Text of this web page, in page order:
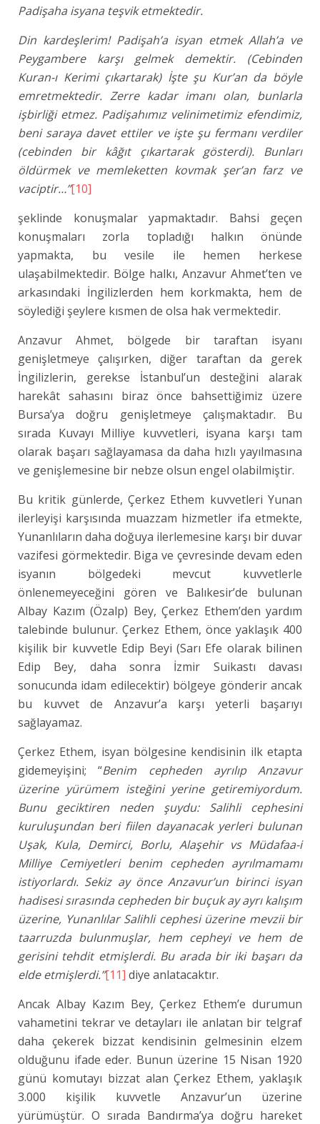
Padişaha isyana teşvik etmektedir.
Din kardeşlerim! Padişah’a isyan etmek Allah’a ve
Peygambere karşı gelmek demektir. (Cebinden
Kuran-ı Kerimi çıkartarak) İşte şu Kur’an da böyle
emretmektedir. Zerre kadar imanı olan, bunlarla
işbirliği etmez. Padişahımız velinimetimiz efendimiz,
beni saraya davet ettiler ve işte şu fermanı verdiler
(cebinden bir kâğıt çıkartarak gösterdi). Bunları
öldürmek ve memleketten kovmak şer’an farz ve
vaciptir…”[10]
şeklinde konuşmalar yapmaktadır. Bahsi geçen
konuşmaları zorla topladığı halkın önünde
yapmakta, bu vesile ile hemen herkese
ulaşabilmektedir. Bölge halkı, Anzavur Ahmet’ten ve
arkasındaki İngilizlerden hem korkmakta, hem de
söylediği şeylere kısmen de olsa hak vermektedir.
Anzavur Ahmet, bölgede bir taraftan isyanı
genişletmeye çalışırken, diğer taraftan da gerek
İngilizlerin, gerekse İstanbul’un desteğini alarak
harekât sahasını biraz önce bahsettiğimiz üzere
Bursa’ya doğru genişletmeye çalışmaktadır. Bu
sırada Kuvayı Milliye kuvvetleri, isyana karşı tam
olarak başarı sağlayamasa da daha hızlı yayılmasına
ve genişlemesine bir nebze olsun engel olabilmiştir.
Bu kritik günlerde, Çerkez Ethem kuvvetleri Yunan
ilerleyişi karşısında muazzam hizmetler ifa etmekte,
Yunanlıların daha doğuya ilerlemesine karşı bir duvar
vazifesi görmektedir. Biga ve çevresinde devam eden
isyanın bölgedeki mevcut kuvvetlerle
önlenemeyeceğini gören ve Balıkesir’de bulunan
Albay Kazım (Özalp) Bey, Çerkez Ethem’den yardım
talebinde bulunur. Çerkez Ethem, önce yaklaşık 400
kişilik bir kuvvetle Edip Beyi (Sarı Efe olarak bilinen
Edip Bey, daha sonra İzmir Suikastı davası
sonucunda idam edilecektir) bölgeye gönderir ancak
bu kuvvet de Anzavur’a karşı yeterli başarıyı
sağlayamaz.
Çerkez Ethem, isyan bölgesine kendisinin ilk etapta
gidemeyişini; “Benim cepheden ayrılıp Anzavur
üzerine yürümem isteğini yerine getiremiyordum.
Bunu geciktiren neden şuydu: Salihli cephesini
kuruluşundan beri fiilen dayanacak yerleri bulunan
Uşak, Kula, Demirci, Borlu, Alaşehir vs Müdafaa-i
Milliye Cemiyetleri benim cepheden ayrılmamamı
istiyorlardı. Sekiz ay önce Anzavur’un birinci isyan
hadisesi sırasında cepheden bir buçuk ay ayrı kalışım
üzerine, Yunanlılar Salihli cephesi üzerine mevzii bir
taarruzda bulunmuşlar, hem cepheyi ve hem de
gerisini tehdit etmişlerdi. Bu arada bir iki başarı da
elde etmişlerdi.”[11] diye anlatacaktır.
Ancak Albay Kazım Bey, Çerkez Ethem’e durumun
vahametini tekrar ve detayları ile anlatan bir telgraf
daha çekerek bizzat kendisinin gelmesinin elzem
olduğunu ifade eder. Bunun üzerine 15 Nisan 1920
günü komutayı bizzat alan Çerkez Ethem, yaklaşık
3.000 kişilik kuvvetle Anzavur’un üzerine
yürümüştür. O sırada Bandırma’ya doğru hareket